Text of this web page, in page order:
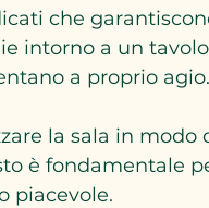
che
intorno a un
a proprio agio.
la sala in modo
è fondamentale
piacevole.